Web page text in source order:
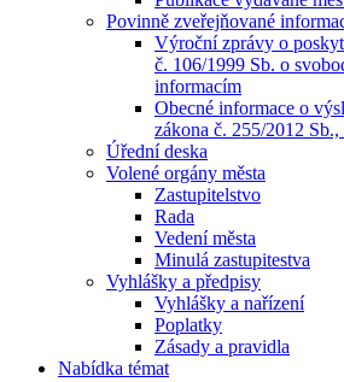
Povinně zveřejňované
Výroční zprávy o
č. 106/1999 Sb. o
informacím
Obecné informace o
zákona č. 255/2012
Úřední deska
Volené orgány města
Zastupitelstvo
Rada
Vedení města
Minulá zastupitestva
Vyhlášky a předpisy
Vyhlášky a nařízení
Poplatky
Zásady a pravidla
Nabídka témat